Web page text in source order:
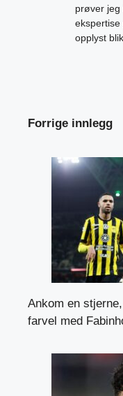
prøver jeg
opplyst
Forrige innlegg
Ankom en
farvel med